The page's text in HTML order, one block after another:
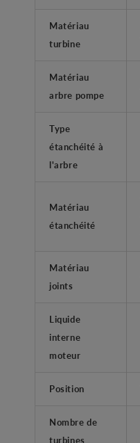
Matériau
turbine
Matériau
arbre pompe
Type
étanchéité à
l'arbre
Matériau
étanchéité
Matériau
joints
Liquide
interne
moteur
Position
Nombre de
turbines